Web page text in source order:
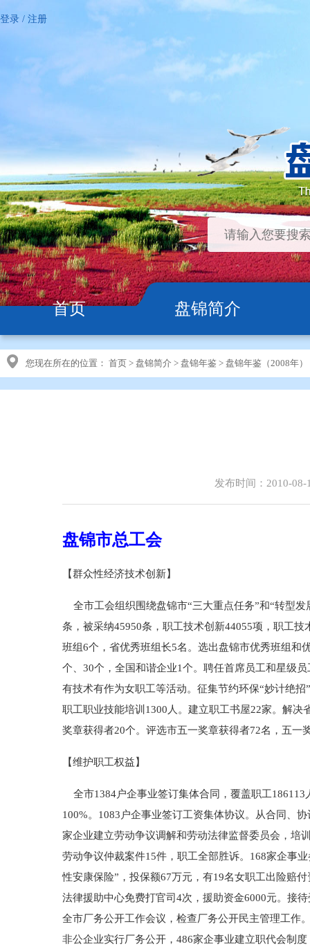
登录 / 注册
首页 盘锦简介
您现在所在的位置： 首页 > 盘锦简介 > 盘锦年鉴 > 盘锦年鉴（2008年）
发布时间：2010-08-
盘锦市总工会
【群众性经济技术创新】
全市工会组织围绕盘锦市“三大重点任务”和“转型发
条，被采纳45950条，职工技术创新44055项，职工
班组6个，省优秀班组长5名。选出盘锦市优秀班组和
个、30个，全国和谐企业1个。聘任首席员工和星级
有技术有作为女职工等活动。征集节约环保“妙计绝
职工职业技能培训1300人。建立职工书屋22家。解
奖章获得者20个。评选市五一奖章获得者72名，五一
【维护职工权益】
全市1384户企事业签订集体合同，覆盖职工186113
100%。1083户企事业签订工资集体协议。从合同、
家企业建立劳动争议调解和劳动法律监督委员会，培
劳动争议仲裁案件15件，职工全部胜诉。168家企事
性安康保险”，投保额67万元，有19名女职工出险赔
法律援助中心免费打官司4次，援助资金6000元。接
全市厂务公开工作会议，检查厂务公开民主管理工作
非公企业实行厂务公开，486家企事业建立职代会制